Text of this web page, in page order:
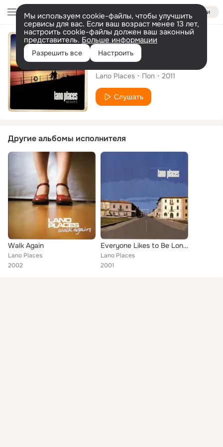
Войти
Мы используем cookie-файлы, чтобы улучшить
сервисы для вас. Если ваш возраст менее 13 лет,
настроить cookie-файлы должен ваш законный
представитель. Больше информации
Разрешить все Настроить
Альбом
Besides
Lano Places Поп 2011
Слушать
Другие альбомы исполнителя
Walk Again
Lano Places
2002
Everyone Likes to Be Lonely
Lano Places
2001